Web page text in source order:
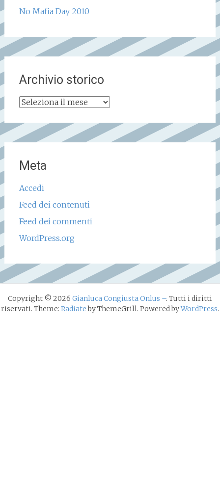
No Mafia Day 2010
Archivio storico
Archivio
Meta
Accedi
Feed dei contenuti
Feed dei commenti
WordPress.org
Copyright © 2026 Gianluca Congiusta Onlus –. Tutti i diritti
riservati. Theme: Radiateby ThemeGrill. Powered byWordPress.